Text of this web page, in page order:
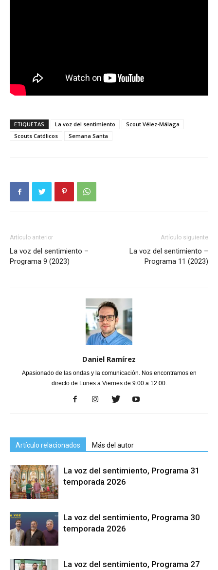
ETIQUETAS La voz del sentimiento
Scout Vélez-Málaga
Scouts Católicos
Semana Santa
Artículo anterior
La voz del sentimiento –
Programa 9 (2023)
Artículo siguiente
La voz del sentimiento –
Programa 11 (2023)
Daniel Ramírez
Apasionado de las ondas y la comunicación. Nos encontramos en
directo de Lunes a Viernes de 9:00 a 12:00.
Artículo relacionados Más del autor
La voz del sentimiento, Programa 31
temporada 2026
La voz del sentimiento, Programa 30
temporada 2026
La voz del sentimiento, Programa 27